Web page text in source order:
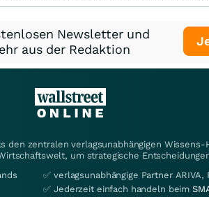
Newsletter und
aus der Redaktion
den zentralen verlagsunabhängigen
um strategische
✅ verlagsunabhängige Partner
✅ Jederzeit einfach handeln beim